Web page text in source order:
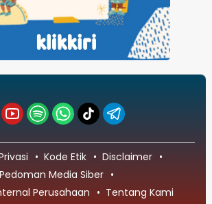
Kode Etik
Disclaimer
Pedoman Media Siber
Perusahaan
Tentang Kami